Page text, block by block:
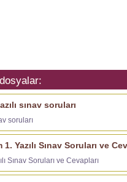
sınav soruları
soruları
Yazılı Sınav Soruları ve
Sınav Soruları ve Cevapları